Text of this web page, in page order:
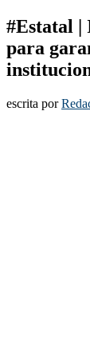
#Estatal |
para
escrita por